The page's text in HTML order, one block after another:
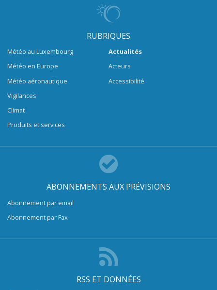
RUBRIQUES
Météo au Luxembourg
Météo en Europe
Météo aéronautique
Vigilances
Climat
Produits et services
Actualités
Acteurs
Accessibilité
ABONNEMENTS AUX PRÉVISIONS
Abonnement par email
Abonnement par Fax
RSS ET DONNÉES